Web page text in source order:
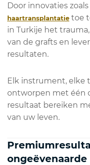
Door innovaties
haartransplantatie toe
in Turkije het
van de grafts en
resultaten.
Elk instrument, elke
ontworpen met één
resultaat bereiken
van uw leven.